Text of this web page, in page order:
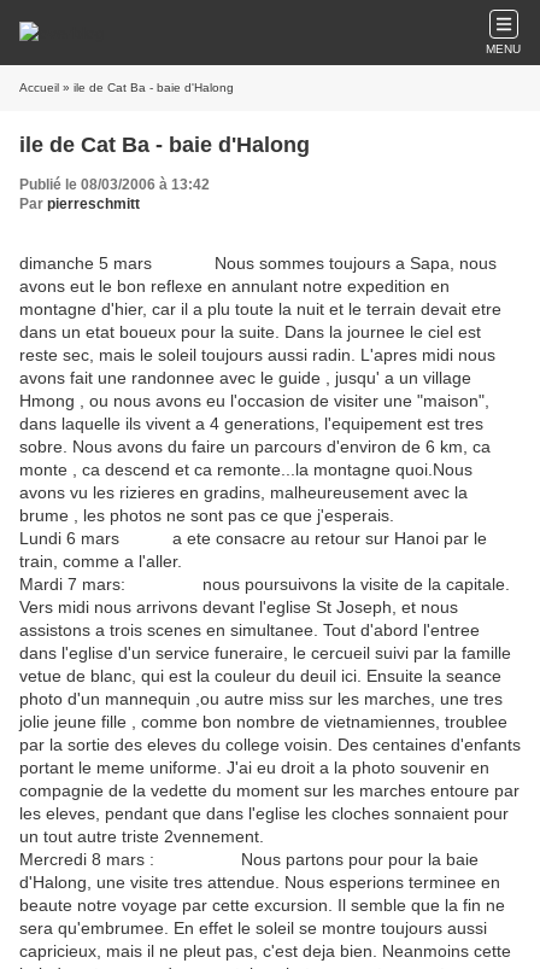
MENU
Accueil » ile de Cat Ba - baie d'Halong
ile de Cat Ba - baie d'Halong
Publié le 08/03/2006 à 13:42
Par pierreschmitt
dimanche 5 mars Nous sommes toujours a Sapa, nous
avons eut le bon reflexe en annulant notre expedition en
montagne d'hier, car il a plu toute la nuit et le terrain devait etre
dans un etat boueux pour la suite. Dans la journee le ciel est
reste sec, mais le soleil toujours aussi radin. L'apres midi nous
avons fait une randonnee avec le guide , jusqu' a un village
Hmong , ou nous avons eu l'occasion de visiter une "maison",
dans laquelle ils vivent a 4 generations, l'equipement est tres
sobre. Nous avons du faire un parcours d'environ de 6 km, ca
monte , ca descend et ca remonte...la montagne quoi.Nous
avons vu les rizieres en gradins, malheureusement avec la
brume , les photos ne sont pas ce que j'esperais.
Lundi 6 mars a ete consacre au retour sur Hanoi par le
train, comme a l'aller.
Mardi 7 mars: nous poursuivons la visite de la capitale.
Vers midi nous arrivons devant l'eglise St Joseph, et nous
assistons a trois scenes en simultanee. Tout d'abord l'entree
dans l'eglise d'un service funeraire, le cercueil suivi par la famille
vetue de blanc, qui est la couleur du deuil ici. Ensuite la seance
photo d'un mannequin ,ou autre miss sur les marches, une tres
jolie jeune fille , comme bon nombre de vietnamiennes, troublee
par la sortie des eleves du college voisin. Des centaines d'enfants
portant le meme uniforme. J'ai eu droit a la photo souvenir en
compagnie de la vedette du moment sur les marches entoure par
les eleves, pendant que dans l'eglise les cloches sonnaient pour
un tout autre triste 2vennement.
Mercredi 8 mars : Nous partons pour pour la baie
d'Halong, une visite tres attendue. Nous esperions terminee en
beaute notre voyage par cette excursion. Il semble que la fin ne
sera qu'embrumee. En effet le soleil se montre toujours aussi
capricieux, mais il ne pleut pas, c'est deja bien. Neanmoins cette